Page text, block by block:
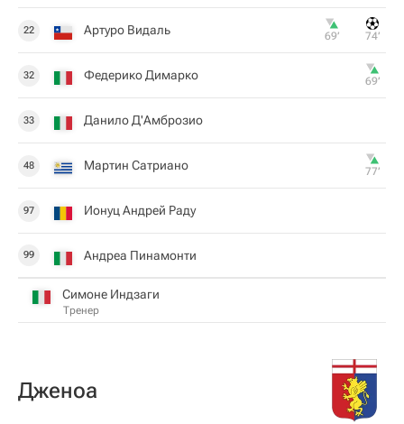
22 Артуро Видаль 69‎’‎ 74‎’‎
32 Федерико Димарко 69‎’‎
33 Данило Д'Амброзио
48 Мартин Сатриано 77‎’‎
97 Ионуц Андрей Раду
99 Андреа Пинамонти
Симоне Индзаги
Тренер
Дженоа